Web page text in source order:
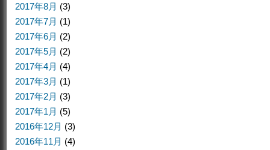
2017年8月 (3)
2017年7月 (1)
2017年6月 (2)
2017年5月 (2)
2017年4月 (4)
2017年3月 (1)
2017年2月 (3)
2017年1月 (5)
2016年12月 (3)
2016年11月 (4)